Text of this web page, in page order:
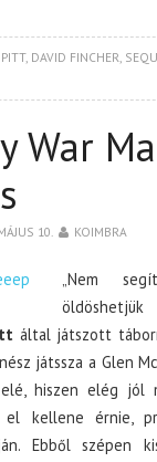
, DAVID FINCHER,
War
10. KOIMBRA
„Nem
által játszott
játssza a Glen
hiszen elég jól
el kellene érnie,
Ebből szépen